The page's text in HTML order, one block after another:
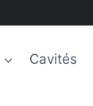
Cavités